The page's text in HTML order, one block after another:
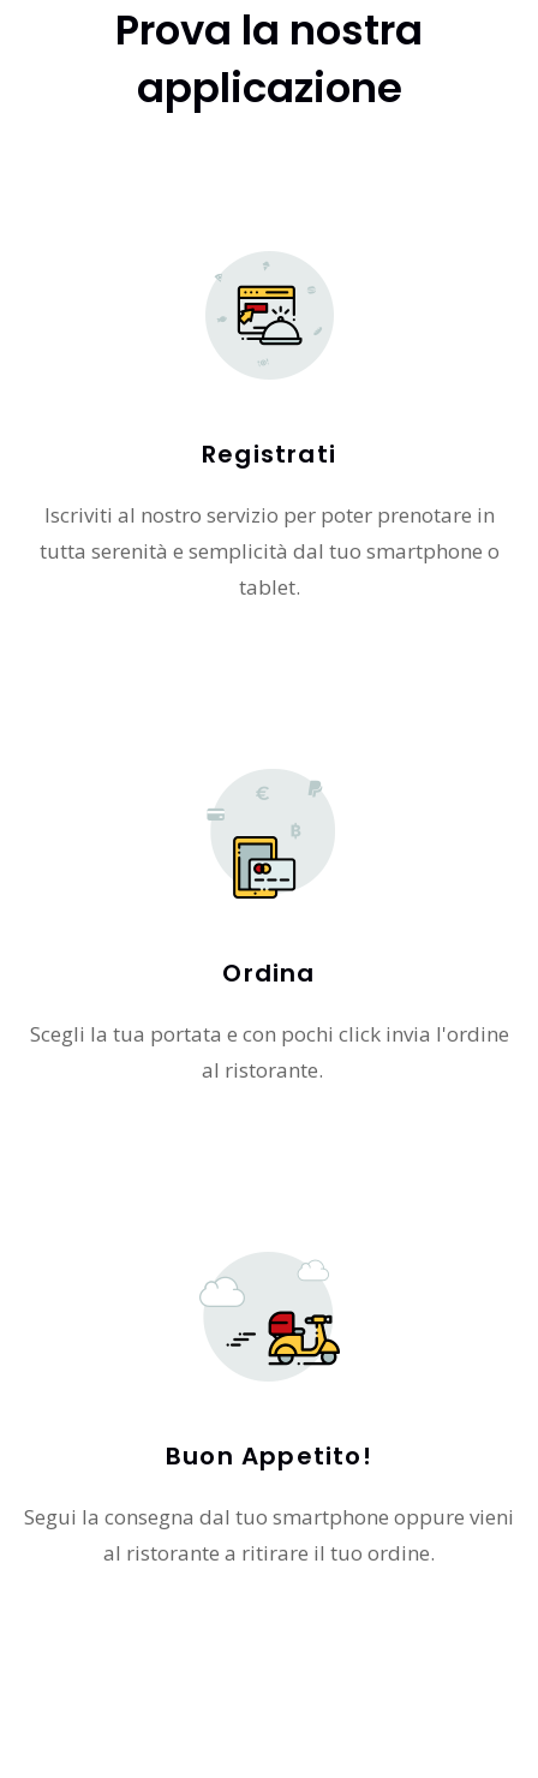
Prova la nostra
applicazione
Registrati
Iscriviti al nostro servizio per poter prenotare in
tutta serenità e semplicità dal tuo smartphone o
tablet.
Ordina
Scegli la tua portata e con pochi click invia l'ordine
al ristorante.
Buon Appetito!
Segui la consegna dal tuo smartphone oppure vieni
al ristorante a ritirare il tuo ordine.